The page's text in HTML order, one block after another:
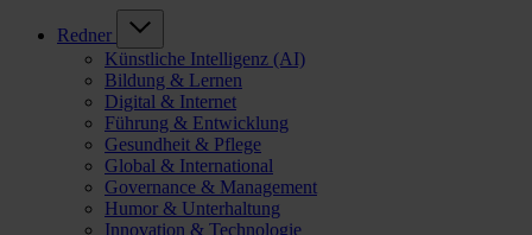
Redner
Künstliche Intelligenz (AI)
Bildung & Lernen
Digital & Internet
Führung & Entwicklung
Gesundheit & Pflege
Global & International
Governance & Management
Humor & Unterhaltung
Innovation & Technologie